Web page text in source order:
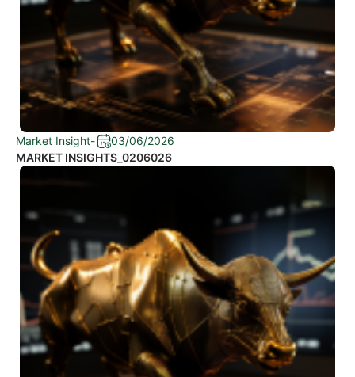
Market Insight-
03/06/2026
MARKET INSIGHTS_0206026